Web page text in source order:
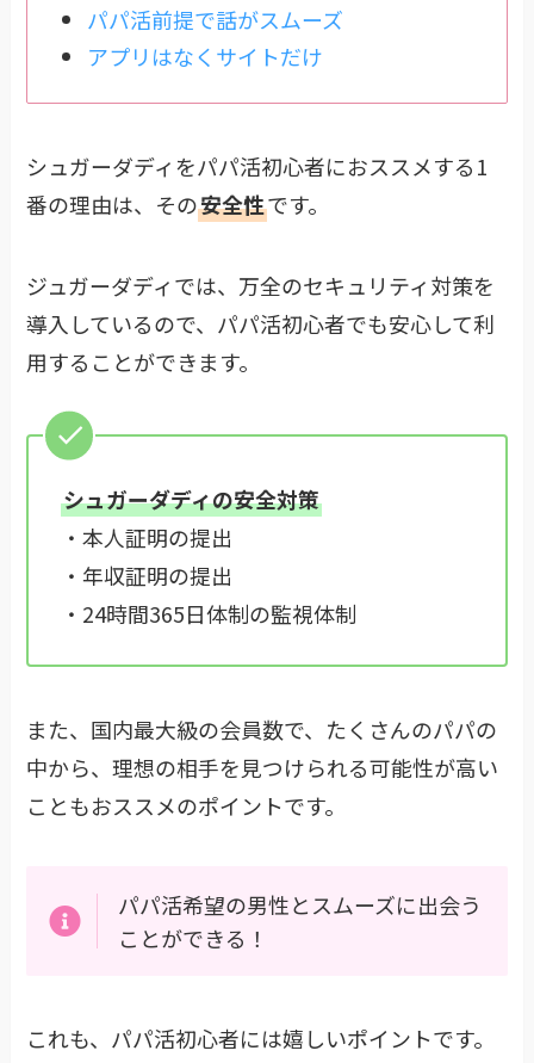
パパ活前提で話がスムーズ
アプリはなくサイトだけ
シュガーダディをパパ活初心者におススメする1
番の理由は、その安全性です。
ジュガーダディでは、万全のセキュリティ対策を
導入しているので、パパ活初心者でも安心して利
用することができます。
シュガーダディの安全対策
・本人証明の提出
・年収証明の提出
・24時間365日体制の監視体制
また、国内最大級の会員数で、たくさんのパパの
中から、理想の相手を見つけられる可能性が高い
こともおススメのポイントです。
パパ活希望の男性とスムーズに出会う
ことができる！
これも、パパ活初心者には嬉しいポイントです。